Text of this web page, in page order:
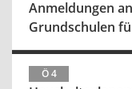
Anmeldungen
Grundschulen
Ö 4